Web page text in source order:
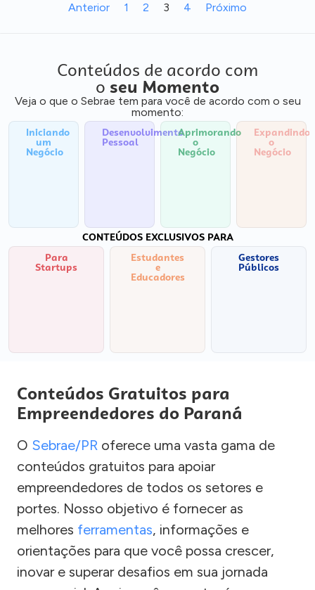
Anterior 1 2 3 4 Próximo
Conteúdos de acordo com
o seu Momento
Veja o que o Sebrae tem para você de acordo com o seu
momento:
Iniciando
um
Negócio
Desenvolvimento
Pessoal
Aprimorando
o
Negócio
Expandindo
o
Negócio
CONTEÚDOS EXCLUSIVOS PARA
Para
Startups
Estudantes
e
Educadores
Gestores
Públicos
Conteúdos Gratuitos para
Empreendedores do Paraná
O Sebrae/PR oferece uma vasta gama de
conteúdos gratuitos para apoiar
empreendedores de todos os setores e
portes. Nosso objetivo é fornecer as
melhores ferramentas, informações e
orientações para que você possa crescer,
inovar e superar desafios em sua jornada